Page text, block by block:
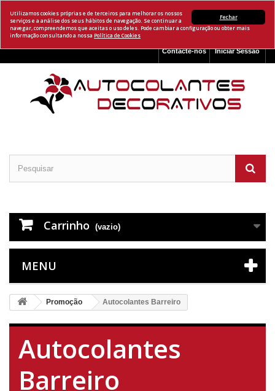
Fechar
Utilizamos cookies próprias e de terceiros para melhorar os nossos
serviços e a análise dos seus hábitos de navegação. Se continuar a
navegar, compreendemos que aceitas o uso deles. Pode cambiar a configuração ou obter mais
informação consultando a nossa Política de Cookies
Iniciar Sessão
Contacte-nos
Carrinho (vazio)
MENU
Promoção Autocolantes Barreiro
Autocolantes
Barreiro